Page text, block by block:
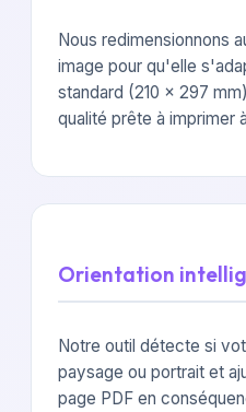
Nous redimensionnons
image pour qu'elle
standard (210 x 297
qualité prête à imprimer
Orientation
Notre outil détecte si
paysage ou portrait et
page PDF en